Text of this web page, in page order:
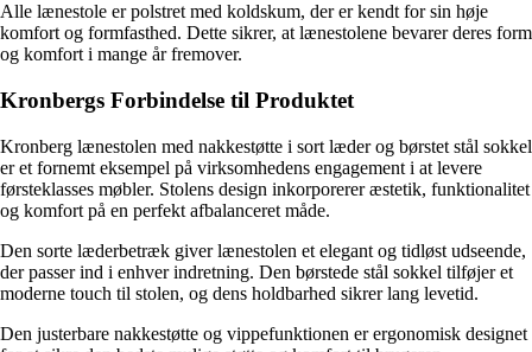
Alle lænestole er polstret med koldskum, der er kendt for sin høje
komfort og formfasthed. Dette sikrer, at lænestolene bevarer deres form
og komfort i mange år fremover.
Kronbergs Forbindelse til Produktet
Kronberg lænestolen med nakkestøtte i sort læder og børstet stål sokkel
er et fornemt eksempel på virksomhedens engagement i at levere
førsteklasses møbler. Stolens design inkorporerer æstetik, funktionalitet
og komfort på en perfekt afbalanceret måde.
Den sorte læderbetræk giver lænestolen et elegant og tidløst udseende,
der passer ind i enhver indretning. Den børstede stål sokkel tilføjer et
moderne touch til stolen, og dens holdbarhed sikrer lang levetid.
Den justerbare nakkestøtte og vippefunktionen er ergonomisk designet